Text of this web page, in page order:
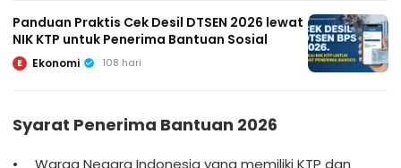
Panduan Praktis Cek Desil DTSEN 2026 lewat
NIK KTP untuk Penerima Bantuan Sosial
E Ekonomi 108 hari
Syarat Penerima Bantuan 2026
Warga Negara Indonesia yang memiliki KTP dan